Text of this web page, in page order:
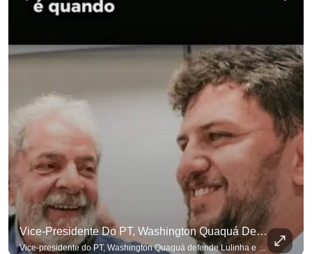
Vice-Presidente Do PT, Washington Quaquá Defende Lulinha E Diz Que Ele Vive Em Condições Precárias
Vice-presidente do PT, Washington Quaquá defende Lulinha e diz que ele vive em condições espartanas na Espanha. #OAntagonista Se você busca informação com credibilidade, inscreva-se agora e ative o